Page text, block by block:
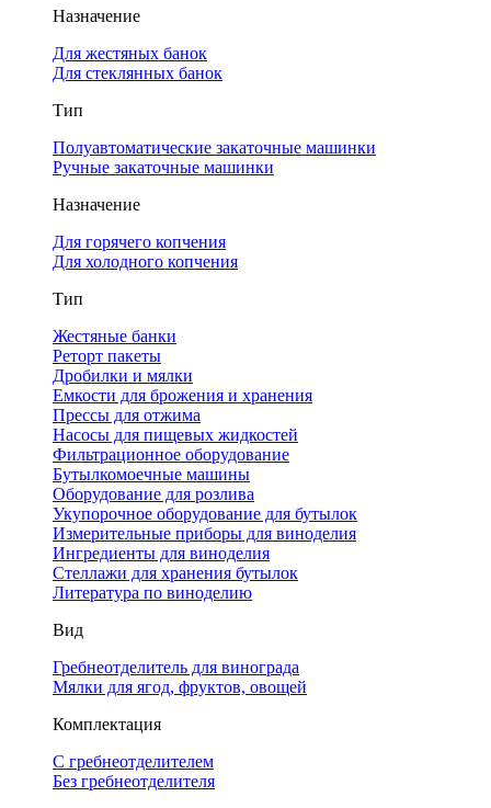
Назначение
Для жестяных банок
Для стеклянных банок
Тип
Полуавтоматические закаточные машинки
Ручные закаточные машинки
Назначение
Для горячего копчения
Для холодного копчения
Тип
Жестяные банки
Реторт пакеты
Дробилки и мялки
Емкости для брожения и хранения
Прессы для отжима
Насосы для пищевых жидкостей
Фильтрационное оборудование
Бутылкомоечные машины
Оборудование для розлива
Укупорочное оборудование для бутылок
Измерительные приборы для виноделия
Ингредиенты для виноделия
Стеллажи для хранения бутылок
Литература по виноделию
Вид
Гребнеотделитель для винограда
Мялки для ягод, фруктов, овощей
Комплектация
С гребнеотделителем
Без гребнеотделителя